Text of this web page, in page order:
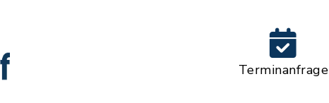
Terminanfrage